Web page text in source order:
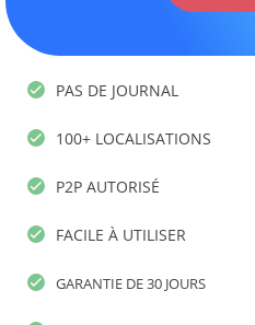
PAS DE JOURNAL
100+ LOCALISATIONS
P2P AUTORISÉ
FACILE À UTILISER
GARANTIE DE 30 JOURS